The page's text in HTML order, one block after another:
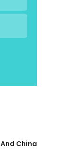
China